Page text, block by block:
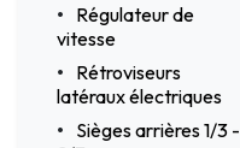
Régulateur de
vitesse
Rétroviseurs
latéraux électriques
Sièges arrières 1/3 -